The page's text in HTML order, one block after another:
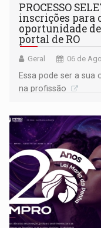
PROCESSO
inscrições para
oportunidade
portal de RO
Geral 06 de
Essa pode ser a sua
na profissão